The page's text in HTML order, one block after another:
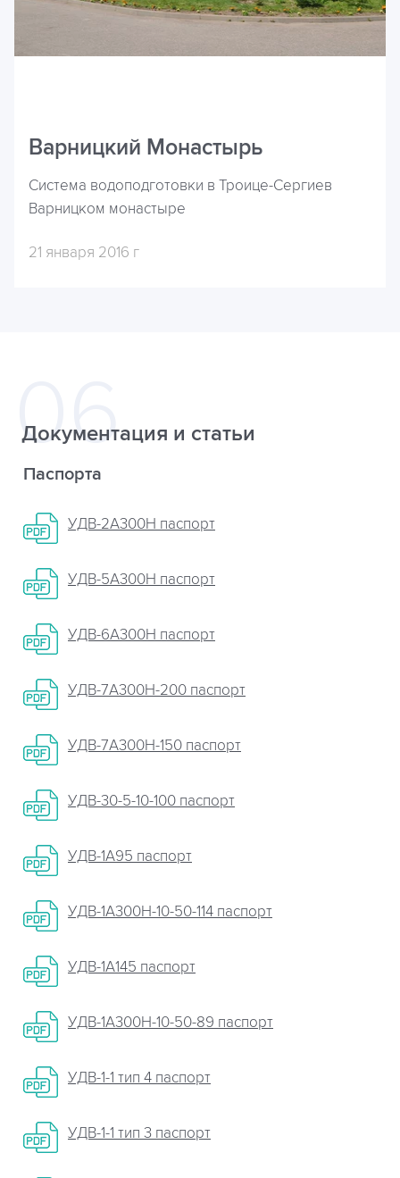
Варницкий Монастырь
Система водоподготовки в Троице-Сергиев
Варницком монастыре
21 января 2016 г
Документация и статьи
Паспорта
УДВ-2А300Н паспорт
УДВ-5А300Н паспорт
УДВ-6А300Н паспорт
УДВ-7А300Н-200 паспорт
УДВ-7А300Н-150 паспорт
УДВ-30-5-10-100 паспорт
УДВ-1А95 паспорт
УДВ-1А300Н-10-50-114 паспорт
УДВ-1А145 паспорт
УДВ-1А300Н-10-50-89 паспорт
УДВ-1-1 тип 4 паспорт
УДВ-1-1 тип 3 паспорт